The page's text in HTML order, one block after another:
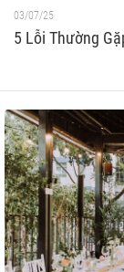
03/07/25
5 Lỗi Thường